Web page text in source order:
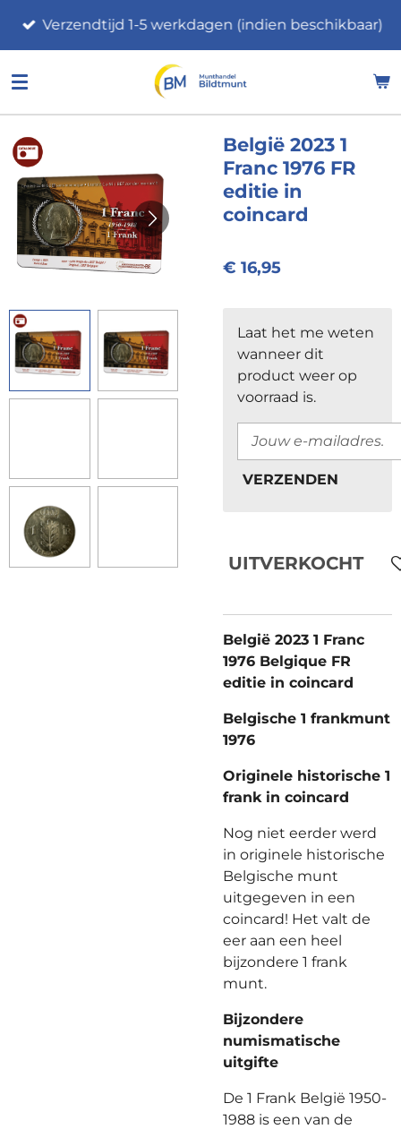
de
Verzendtijd 1-5 werkdagen (indien beschikbaar)
België 2023 1
Franc 1976 FR
editie in
coincard
€ 16,95
Laat het me weten
wanneer dit
product weer op
voorraad is.
VERZENDEN
UITVERKOCHT
België 2023 1 Franc
1976 Belgique FR
editie in coincard
Belgische 1 frankmunt
1976
Originele historische 1
frank in coincard
Nog niet eerder werd
in originele historische
Belgische munt
uitgegeven in een
coincard! Het valt de
eer aan een heel
bijzondere 1 frank
munt.
Bijzondere
numismatische
uitgifte
De 1 Frank België 1950-
1988 is een van de